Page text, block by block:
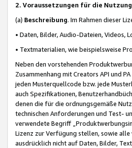
2. Voraussetzungen für die
(a) Beschreibung. Im Rahmen dieser
• Daten, Bilder, Audio-Dateien, Videos,
• Textmaterialien, wie beispielsweise
Neben den vorstehenden
Zusammenhang mit Creators API und
jeden Musterquellcode bzw. jede
auch Spezifikationen,
denen die für die ordnungsgemäße
technischen Anforderungen und Test-
verwendete Begriff
Lizenz zur Verfügung stellen, sowie
ausdrücklich nicht auf Daten, Bilder,